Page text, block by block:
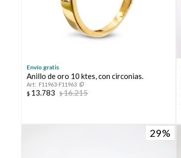
Envío gratis
Anillo de oro 10 ktes, con circonias.
F11963-F11963
$ 13.783 $16.215
29